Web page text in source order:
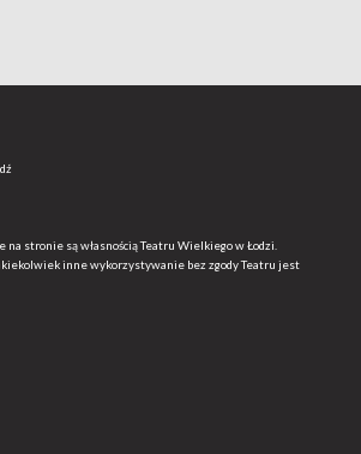
stronie są własnością Teatru Wielkiego w Łodzi.
inne wykorzystywanie bez zgody Teatru jest